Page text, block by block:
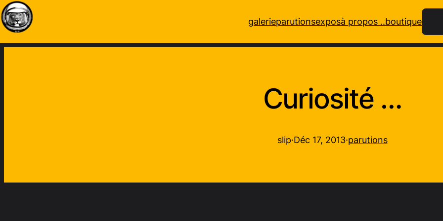
galerieparutionsexposà propos ..boutique
Curiosité …
slip·Déc 17, 2013·parutions